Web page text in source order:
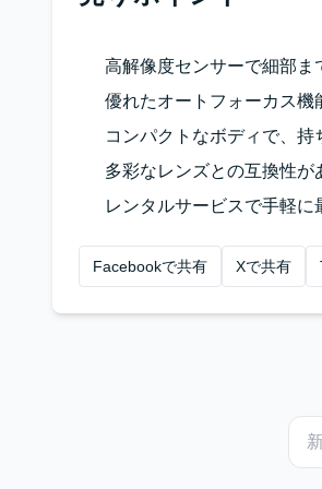
高解像度センサーで細部ま
優れたオートフォーカス機
コンパクトなボディで、持
多彩なレンズとの互換性が
レンタルサービスで手軽に
Facebookで共有 Xで共有